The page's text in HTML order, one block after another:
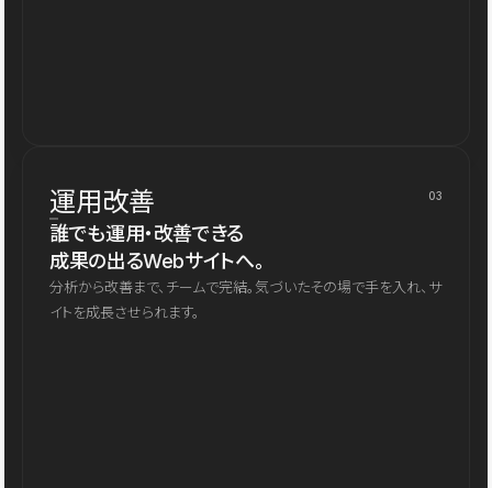
運用改善 03
誰でも運用・改善できる
成果の出るWebサイトへ。
分析から改善まで、チームで完結。気づいたその場で手を入れ、サ
イトを成長させられます。